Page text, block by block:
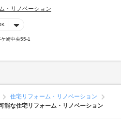
・リノベーション
崎中央55-1
住宅リフォーム・リノベーション
能な住宅リフォーム・リノベーション